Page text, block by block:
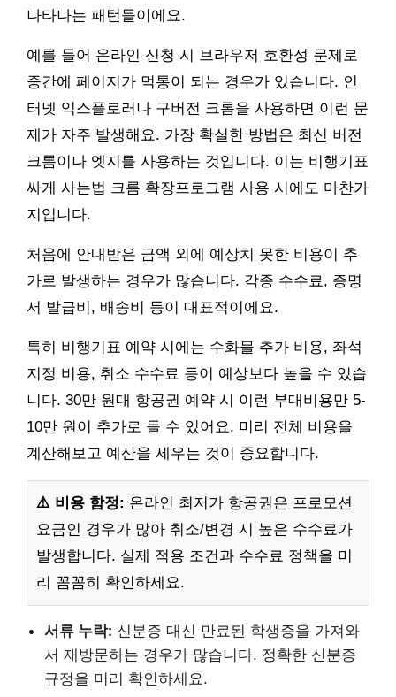
나타나는 패턴들이에요.
예를 들어 온라인 신청 시 브라우저 호환성 문제로
중간에 페이지가 먹통이 되는 경우가 있습니다. 인
터넷 익스플로러나 구버전 크롬을 사용하면 이런 문
제가 자주 발생해요. 가장 확실한 방법은 최신 버전
크롬이나 엣지를 사용하는 것입니다. 이는 비행기표
싸게 사는법 크롬 확장프로그램 사용 시에도 마찬가
지입니다.
처음에 안내받은 금액 외에 예상치 못한 비용이 추
가로 발생하는 경우가 많습니다. 각종 수수료, 증명
서 발급비, 배송비 등이 대표적이에요.
특히 비행기표 예약 시에는 수화물 추가 비용, 좌석
지정 비용, 취소 수수료 등이 예상보다 높을 수 있습
니다. 30만 원대 항공권 예약 시 이런 부대비용만 5-
10만 원이 추가로 들 수 있어요. 미리 전체 비용을
계산해보고 예산을 세우는 것이 중요합니다.
⚠️ 비용 함정: 온라인 최저가 항공권은 프로모션
요금인 경우가 많아 취소/변경 시 높은 수수료가
발생합니다. 실제 적용 조건과 수수료 정책을 미
리 꼼꼼히 확인하세요.
서류 누락: 신분증 대신 만료된 학생증을 가져와
서 재방문하는 경우가 많습니다. 정확한 신분증
규정을 미리 확인하세요.